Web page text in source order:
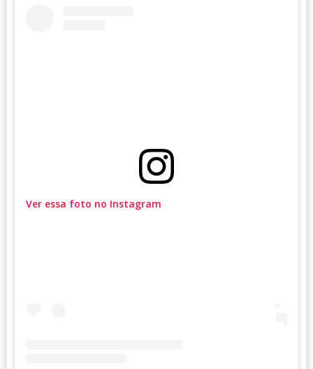
Ver essa foto no Instagram